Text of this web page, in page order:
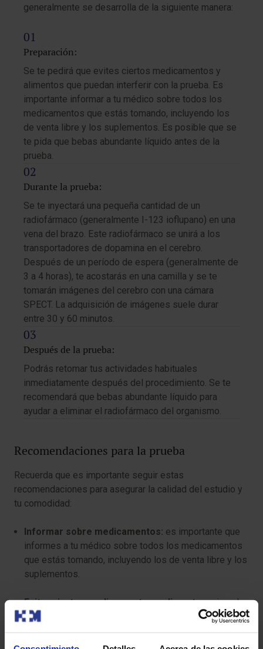
generalmente se desarrolla de la siguiente manera:
Preparación:
Se te pedirá que evites ciertos medicamentos y
alimentos que puedan interferir con la prueba. Es
importante informar a tu médico sobre todos los
medicamentos que estás tomando, incluyendo los
de venta libre y los suplementos. Es posible que se
te pida que bebas abundante líquido antes de la
prueba.
Durante la prueba:
Se te inyectará una pequeña cantidad de un
radiofármaco (generalmente I-123 ioflupano) en una
vena del brazo. Este radiofármaco se unirá a los
transportadores de dopamina en el cerebro.
Después de un período de espera (generalmente de
3 a 4 horas), te acostarás en una camilla y se te
tomarán imágenes del cerebro con una cámara
SPECT. La adquisición de imágenes suele durar
entre 30 y 60 minutos.
Después de la prueba:
Podrás retomar tus actividades habituales
inmediatamente después del procedimiento. Se te
recomendará que bebas abundante líquido para
ayudar a eliminar el radiofármaco del organismo.
Recomendaciones para la prueba
Recuerda que es importante seguir estas
recomendaciones para asegurar la calidad del estudio y
tu comodidad:
Informar sobre medicamentos: es importante que
informes a tu médico sobre todos los medicamentos
que estás tomando, incluyendo los de venta libre y los
suplementos.
Evitar ciertos medicamentos y alimentos:sigue las
instrucciones de tu médico sobre qué medicamentos
y alimentos debes evitar antes de la prueba.